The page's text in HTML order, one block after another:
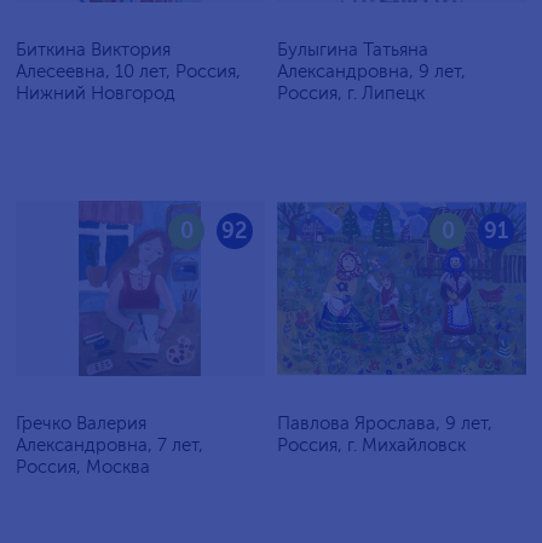
Биткина Виктория
Алесеевна, 10 лет, Россия,
Нижний Новгород
Булыгина Татьяна
Александровна, 9 лет,
Россия, г. Липецк
92
0
Гречко Валерия
Александровна, 7 лет,
Россия, Москва
91
0
Павлова Ярослава, 9 лет,
Россия, г. Михайловск